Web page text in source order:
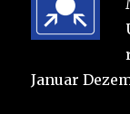
Januar